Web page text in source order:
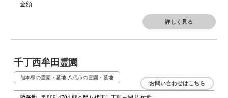
金額
詳しく見る
千丁西牟田霊園
熊本県の霊園・墓地 八代市の霊園・墓地
お問い合わせはこちら